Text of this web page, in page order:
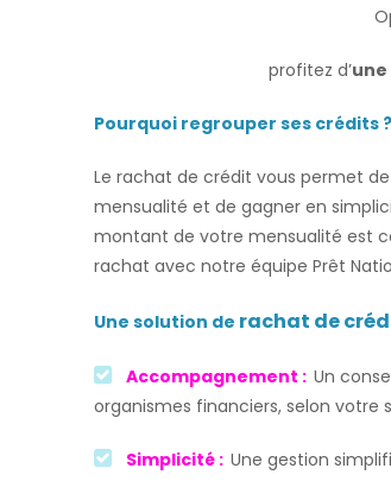
profitez d’une
Pourquoi regrouper ses crédits ?
Le rachat de crédit vous permet
mensualité et de gagner en
montant de votre mensualité est
rachat avec notre équipe Prêt
Une solution de rachat de
Accompagnement : Un
organismes financiers, selon votre
Simplicité : Une gestion